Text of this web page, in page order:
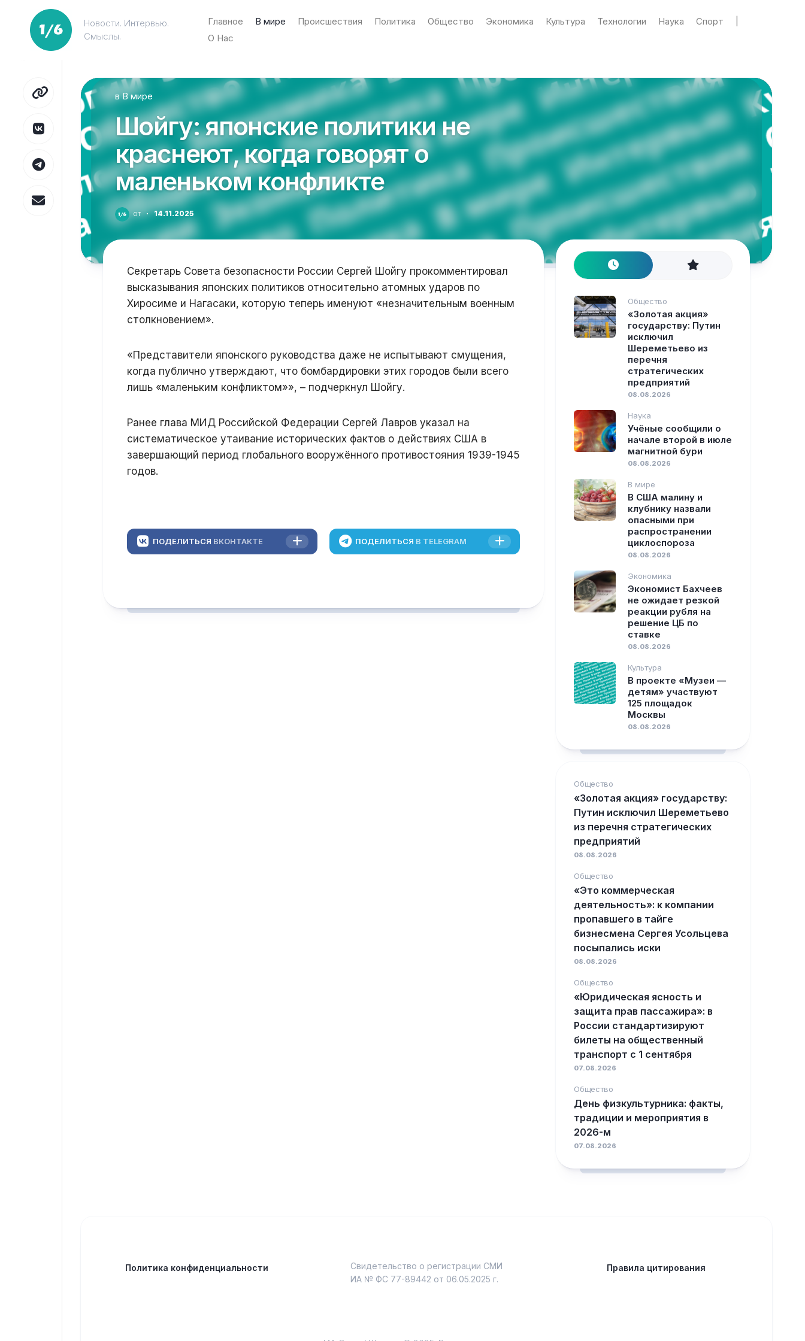
содержанию
Новости. Интервью.
Смыслы.
Главное В мире Происшествия Политика Общество Экономика Культура Технологии Наука Спорт
О Нас
вВ мире
Шойгу: японские политики не
краснеют, когда говорят о
маленьком конфликте
от · 14.11.2025
Секретарь Совета безопасности России Сергей Шойгу прокомментировал
высказывания японских политиков относительно атомных ударов по
Хиросиме и Нагасаки, которую теперь именуют «незначительным военным
столкновением».
«Представители японского руководства даже не испытывают смущения,
когда публично утверждают, что бомбардировки этих городов были всего
лишь «маленьким конфликтом»», – подчеркнул Шойгу.
Ранее глава МИД Российской Федерации Сергей Лавров указал на
систематическое утаивание исторических фактов о действиях США в
завершающий период глобального вооружённого противостояния 1939-1945
годов.
ПОДЕЛИТЬСЯ ВКОНТАКТЕ ПОДЕЛИТЬСЯ В TELEGRAM
Общество
«Золотая акция»
государству: Путин
исключил
Шереметьево из
перечня
стратегических
предприятий
08.08.2026
Наука
Учёные сообщили о
начале второй в июле
магнитной бури
08.08.2026
В мире
В США малину и
клубнику назвали
опасными при
распространении
циклоспороза
08.08.2026
Экономика
Экономист Бахчеев
не ожидает резкой
реакции рубля на
решение ЦБ по
ставке
08.08.2026
Культура
В проекте «Музеи —
детям» участвуют
125 площадок
Москвы
08.08.2026
Общество
«Золотая акция» государству:
Путин исключил Шереметьево
из перечня стратегических
предприятий
08.08.2026
Общество
«Это коммерческая
деятельность»: к компании
пропавшего в тайге
бизнесмена Сергея Усольцева
посыпались иски
08.08.2026
Общество
«Юридическая ясность и
защита прав пассажира»: в
России стандартизируют
билеты на общественный
транспорт с 1 сентября
07.08.2026
Общество
День физкультурника: факты,
традиции и мероприятия в
2026-м
07.08.2026
Политика конфиденциальности
Свидетельство о регистрации СМИ
ИА № ФС 77-89442 от 06.05.2025 г.
Правила цитирования